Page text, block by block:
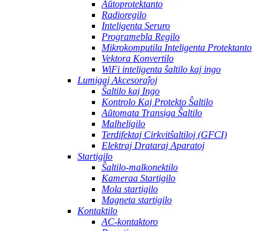
Aŭtoprotektanto
Radioregilo
Inteligenta Seruro
Programebla Regilo
Mikrokomputila Inteligenta Protektanto
Vektora Konvertilo
WiFi inteligenta ŝaltilo kaj ingo
Lumigaj Akcesoraĵoj
Ŝaltilo kaj Ingo
Kontrolo Kaj Protekto Ŝaltilo
Aŭtomata Transiga Ŝaltilo
Malheligilo
Terdifektaj Cirkvitŝaltiloj (GFCI)
Elektraj Drataraj Aparatoj
Startigilo
Ŝaltilo-malkonektilo
Kameraa Startigilo
Mola startigilo
Magneta startigilo
Kontaktilo
AC-kontaktoro